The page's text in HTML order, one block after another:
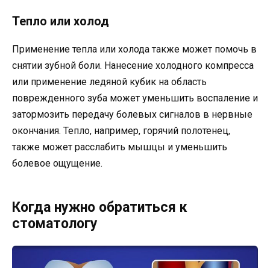
Тепло или холод
Применение тепла или холода также может помочь в
снятии зубной боли. Нанесение холодного компресса
или применение ледяной кубик на область
поврежденного зуба может уменьшить воспаление и
затормозить передачу болевых сигналов в нервные
окончания. Тепло, например, горячий полотенец,
также может расслабить мышцы и уменьшить
болевое ощущение.
Когда нужно обратиться к
стоматологу